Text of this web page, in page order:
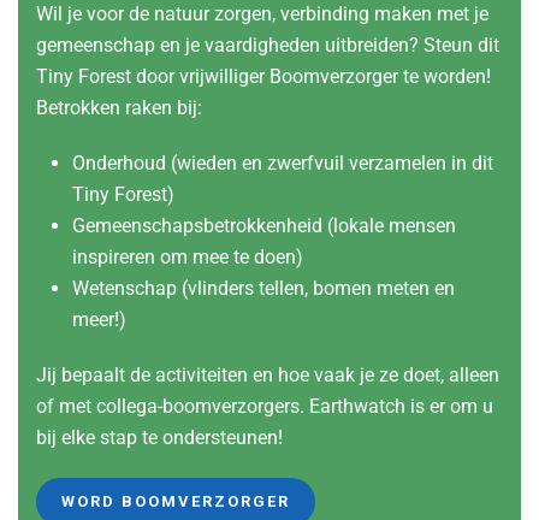
Wil je voor de natuur zorgen, verbinding maken met je
gemeenschap en je vaardigheden uitbreiden? Steun dit
Tiny Forest door vrijwilliger Boomverzorger te worden!
Betrokken raken bij:
Onderhoud (wieden en zwerfvuil verzamelen in dit
Tiny Forest)
Gemeenschapsbetrokkenheid (lokale mensen
inspireren om mee te doen)
Wetenschap (vlinders tellen, bomen meten en
meer!)
Jij bepaalt de activiteiten en hoe vaak je ze doet, alleen
of met collega-boomverzorgers. Earthwatch is er om u
bij elke stap te ondersteunen!
WORD BOOMVERZORGER